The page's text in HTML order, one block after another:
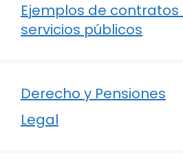
Ejemplos de
servicios públicos
Derecho y Pensiones
Legal